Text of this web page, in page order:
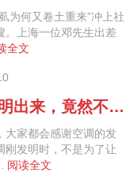
为何又卷土重来”冲上社
。上海一位邓先生出差
全文
空调发明出来，竟然不是为了给人降温？揭秘空调百年“身份错位”史！
大家都会感谢空调的发
刚发明时，不是为了让
阅读全文